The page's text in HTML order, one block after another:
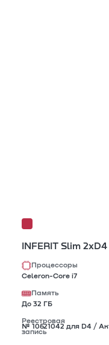
INFERIT Slim
Процессоры
Celeron-Core i7
Память
До 32 ГБ
Реестровая
запись
№ 10621042 для D4 /